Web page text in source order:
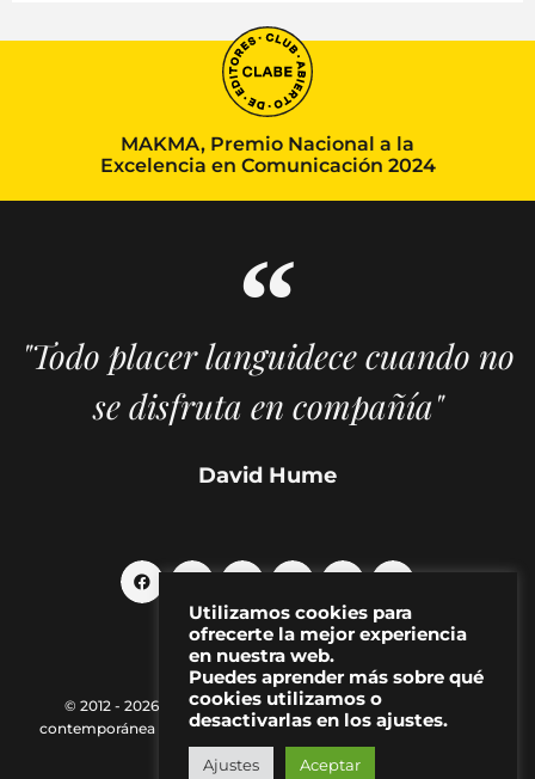
MAKMA, Premio Nacional a la
Excelencia en Comunicación 2024
"Todo placer languidece cuando no
se disfruta en compañía"
David Hume
© 2012 - 2026 MAKMA | Revista de artes visuales y cultura
contemporánea |
Política de Privacidad| Aviso Legal|Contacto
Utilizamos cookies para
ofrecerte la mejor experiencia
en nuestra web.
Puedes aprender más sobre qué
cookies utilizamos o
desactivarlas en los ajustes.
Ajustes Aceptar